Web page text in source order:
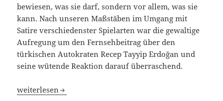
bewiesen, was sie darf, sondern vor allem, was sie
kann. Nach unseren Maßstäben im Umgang mit
Satire verschiedenster Spielarten war die gewaltige
Aufregung um den Fernsehbeitrag über den
türkischen Autokraten Recep Tayyip Erdoğan und
seine wütende Reaktion darauf überraschend.
Wer zu spät kommt
weiterlesen